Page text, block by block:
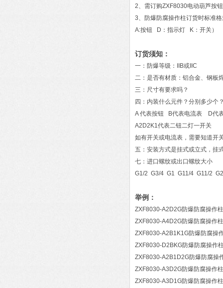
2、需订购ZXF8030电动葫芦按
3、防爆防腐操作柱订货时标准
A:按钮 D：指示灯 K：开关）
订货须知：
一：防爆等级：IIB或IIC
二：是否有材质：铝合金、钢板
三：尺寸有要求吗？
四：内装什么元件？分别多少个
A 代表按钮 B代表电流表 D代
A2D2K1代表二钮二灯一开关
如有开关或电流表，需要知道开
五：安装方式是挂式或立式，挂
七：进口螺纹或出口螺纹大小
G1/2 G3/4 G1 G11/4 G11/2
举例：
ZXF8030-A2D2G防爆防腐操作
ZXF8030-A4D2G防爆防腐操作柱
ZXF8030-A2B1K1G防爆防腐操
ZXF8030-D2BKG防爆防腐操作
ZXF8030-A2B1D2G防爆防腐操
ZXF8030-A3D2G防爆防腐操作柱
ZXF8030-A3D1G防爆防腐操作柱